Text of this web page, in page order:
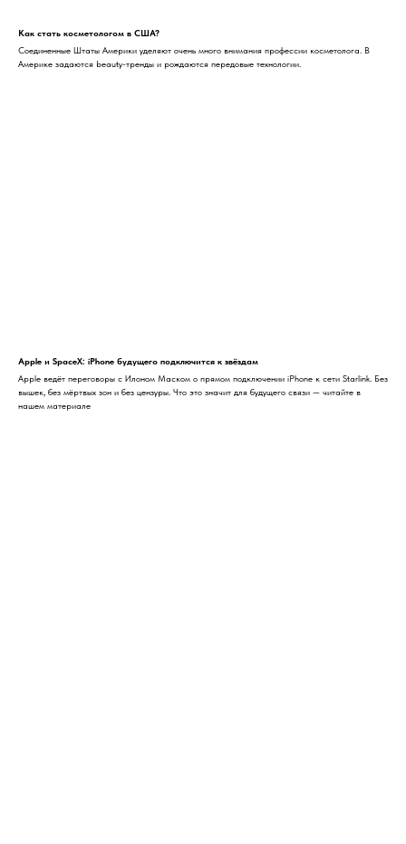
Как стать косметологом в США?
Соединенные Штаты Америки уделяют очень много внимания профессии косметолога. В
Америке задаются beauty-тренды и рождаются передовые технологии.
Apple и SpaceX: iPhone будущего подключится к звёздам
Apple ведёт переговоры с Илоном Маском о прямом подключении iPhone к сети Starlink. Без
вышек, без мёртвых зон и без цензуры. Что это значит для будущего связи — читайте в
нашем материале